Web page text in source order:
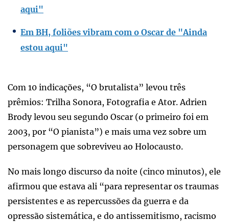
aqui"
Em BH, foliões vibram com o Oscar de "Ainda
estou aqui"
Com 10 indicações, “O brutalista” levou três
prêmios: Trilha Sonora, Fotografia e Ator. Adrien
Brody levou seu segundo Oscar (o primeiro foi em
2003, por “O pianista”) e mais uma vez sobre um
personagem que sobreviveu ao Holocausto.
No mais longo discurso da noite (cinco minutos), ele
afirmou que estava ali “para representar os traumas
persistentes e as repercussões da guerra e da
opressão sistemática, e do antissemitismo, racismo